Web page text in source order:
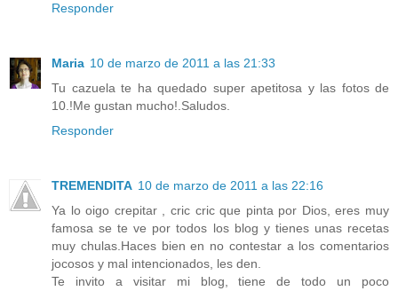
Responder
Maria 10 de marzo de 2011 a las 21:33
Tu cazuela te ha quedado super apetitosa y las fotos de
10.!Me gustan mucho!.Saludos.
Responder
TREMENDITA 10 de marzo de 2011 a las 22:16
Ya lo oigo crepitar , cric cric que pinta por Dios, eres muy
famosa se te ve por todos los blog y tienes unas recetas
muy chulas.Haces bien en no contestar a los comentarios
jocosos y mal intencionados, les den.
Te invito a visitar mi blog, tiene de todo un poco